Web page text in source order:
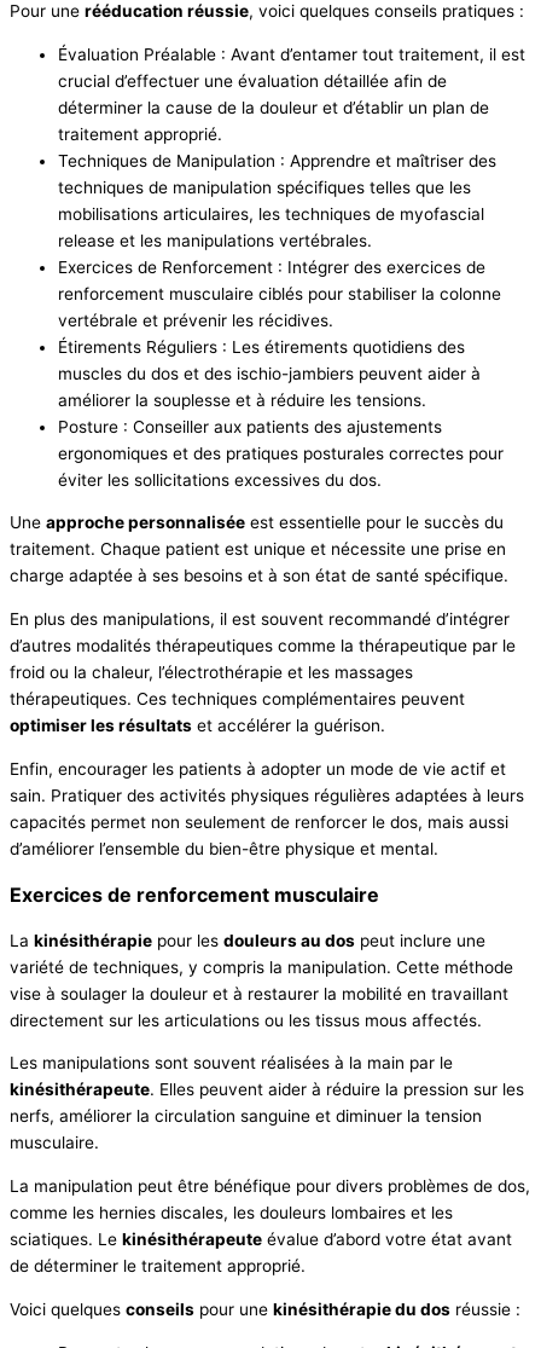
Pour une rééducation réussie, voici quelques conseils pratiques :
Évaluation Préalable : Avant d’entamer tout traitement, il est
crucial d’effectuer une évaluation détaillée afin de
déterminer la cause de la douleur et d’établir un plan de
traitement approprié.
Techniques de Manipulation : Apprendre et maîtriser des
techniques de manipulation spécifiques telles que les
mobilisations articulaires, les techniques de myofascial
release et les manipulations vertébrales.
Exercices de Renforcement : Intégrer des exercices de
renforcement musculaire ciblés pour stabiliser la colonne
vertébrale et prévenir les récidives.
Étirements Réguliers : Les étirements quotidiens des
muscles du dos et des ischio-jambiers peuvent aider à
améliorer la souplesse et à réduire les tensions.
Posture : Conseiller aux patients des ajustements
ergonomiques et des pratiques posturales correctes pour
éviter les sollicitations excessives du dos.
Une approche personnalisée est essentielle pour le succès du
traitement. Chaque patient est unique et nécessite une prise en
charge adaptée à ses besoins et à son état de santé spécifique.
En plus des manipulations, il est souvent recommandé d’intégrer
d’autres modalités thérapeutiques comme la thérapeutique par le
froid ou la chaleur, l’électrothérapie et les massages
thérapeutiques. Ces techniques complémentaires peuvent
optimiser les résultats et accélérer la guérison.
Enfin, encourager les patients à adopter un mode de vie actif et
sain. Pratiquer des activités physiques régulières adaptées à leurs
capacités permet non seulement de renforcer le dos, mais aussi
d’améliorer l’ensemble du bien-être physique et mental.
Exercices de renforcement musculaire
La kinésithérapie pour les douleurs au dos peut inclure une
variété de techniques, y compris la manipulation. Cette méthode
vise à soulager la douleur et à restaurer la mobilité en travaillant
directement sur les articulations ou les tissus mous affectés.
Les manipulations sont souvent réalisées à la main par le
kinésithérapeute. Elles peuvent aider à réduire la pression sur les
nerfs, améliorer la circulation sanguine et diminuer la tension
musculaire.
La manipulation peut être bénéfique pour divers problèmes de dos,
comme les hernies discales, les douleurs lombaires et les
sciatiques. Le kinésithérapeute évalue d’abord votre état avant
de déterminer le traitement approprié.
Voici quelques conseils pour une kinésithérapie du dos réussie :